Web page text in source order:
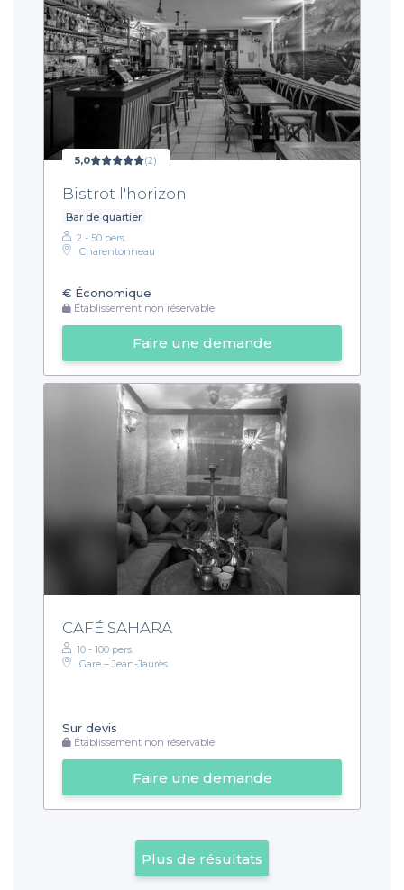
5,0 (2)
Bistrot l'horizon
Bar de quartier
2 - 50 pers.
Charentonneau
€ Économique
Établissement non réservable
Faire une demande
CAFÉ SAHARA
10 - 100 pers.
Gare – Jean-Jaurès
Sur devis
Établissement non réservable
Faire une demande
Plus de résultats